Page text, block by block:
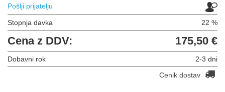
Pošlji prijatelju
Stopnja davka 22 %
Cena z DDV: 175,50 €
Dobavni rok
2-3 dni
Cenik dostav